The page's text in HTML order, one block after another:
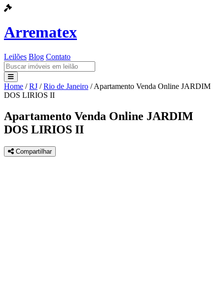
Arrematex
Leilões Blog Contato
Leilões
Blog
Contato
Home / RJ / Rio de Janeiro / Apartamento Venda Online JARDIM
DOS LIRIOS II
Apartamento Venda Online JARDIM
DOS LIRIOS II
Compartilhar